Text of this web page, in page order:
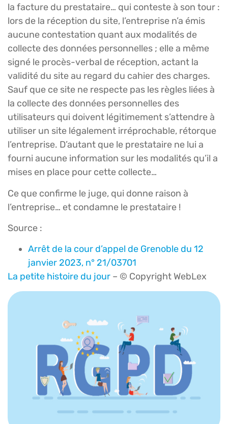
la facture du prestataire… qui conteste à son tour :
lors de la réception du site, l’entreprise n’a émis
aucune contestation quant aux modalités de
collecte des données personnelles ; elle a même
signé le procès-verbal de réception, actant la
validité du site au regard du cahier des charges.
Sauf que ce site ne respecte pas les règles liées à
la collecte des données personnelles des
utilisateurs qui doivent légitimement s’attendre à
utiliser un site légalement irréprochable, rétorque
l’entreprise. D’autant que le prestataire ne lui a
fourni aucune information sur les modalités qu’il a
mises en place pour cette collecte…
Ce que confirme le juge, qui donne raison à
l’entreprise… et condamne le prestataire !
Source :
Arrêt de la cour d’appel de Grenoble du 12
janvier 2023, n° 21/03701
La petite histoire du jour – © Copyright WebLex